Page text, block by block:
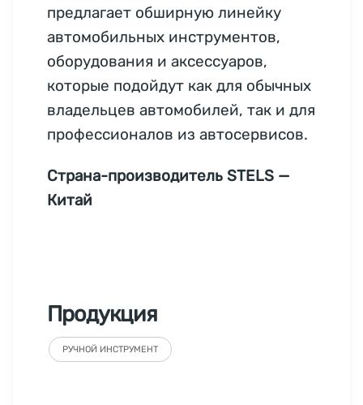
предлагает обширную линейку
автомобильных инструментов,
оборудования и аксессуаров,
которые подойдут как для обычных
владельцев автомобилей, так и для
профессионалов из автосервисов.
Страна-производитель STELS —
Китай
Продукция
РУЧНОЙ ИНСТРУМЕНТ